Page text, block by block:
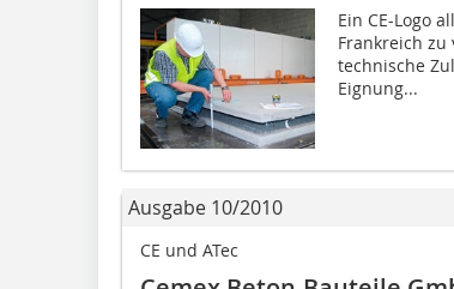
Ein CE-Logo
Frankreich
technische
Eignung...
Ausgabe 10/2010
CE und ATec